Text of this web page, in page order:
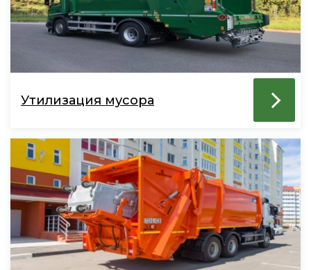
Утилизация мусора